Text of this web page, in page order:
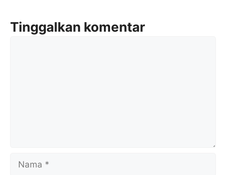
Tinggalkan komentar